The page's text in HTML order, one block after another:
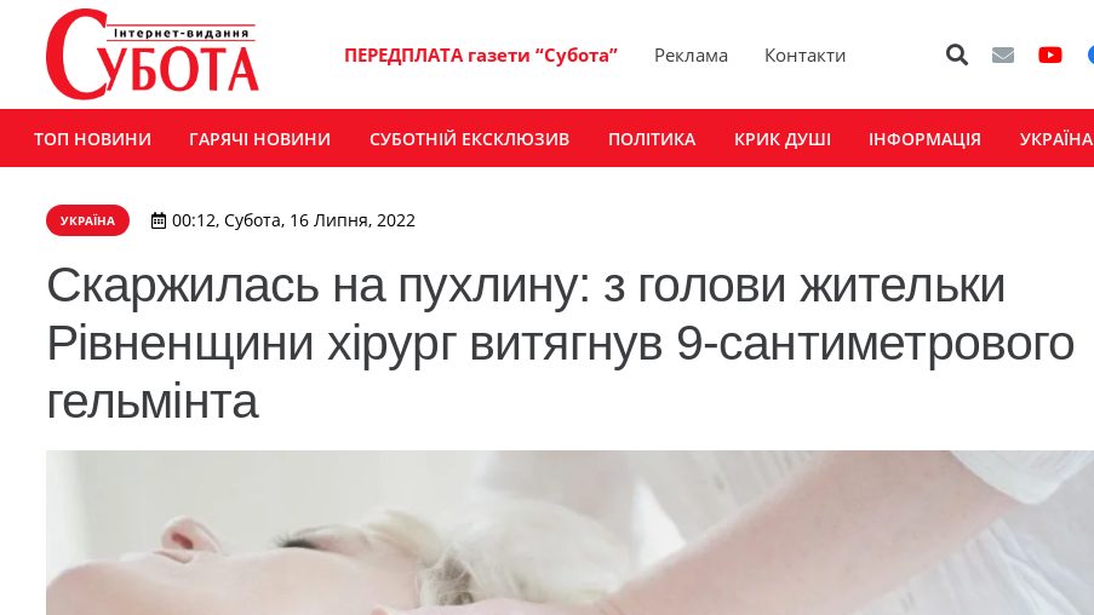
ПЕРЕДПЛАТА газети “Субота” Реклама Контакти
ТОП НОВИНИ ГАРЯЧІ НОВИНИ СУБОТНІЙ ЕКСКЛЮЗИВ ПОЛІТИКА КРИК ДУШІ ІНФОРМАЦІЯ УКРАЇНА
УКРАЇНА 00:12, Субота, 16 Липня, 2022
Скаржилась на пухлину: з голови жительки
Рівненщини хірург витягнув 9-сантиметрового
гельмінта